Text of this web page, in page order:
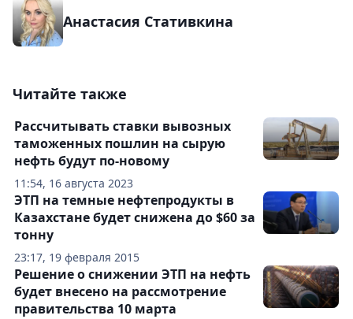
Анастасия Стативкина
Читайте также
11:54, 16 августа 2023
Рассчитывать ставки вывозных
таможенных пошлин на сырую
нефть будут по-новому
23:17, 19 февраля 2015
ЭТП на темные нефтепродукты в
Казахстане будет снижена до $60 за
тонну
Решение о снижении ЭТП на нефть
будет внесено на рассмотрение
правительства 10 марта